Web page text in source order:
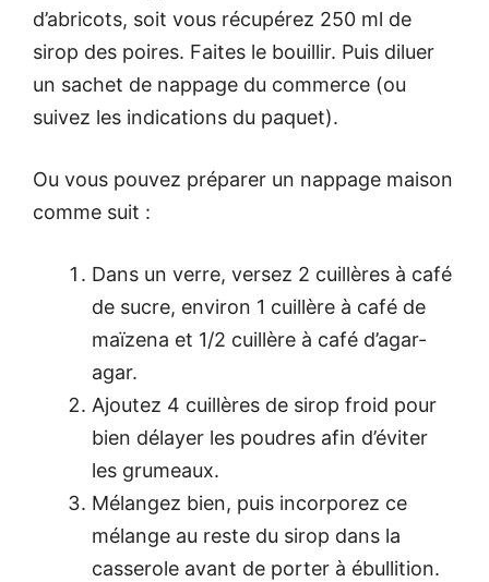
d’abricots, soit vous récupérez 250 ml de
sirop des poires. Faites le bouillir. Puis diluer
un sachet de nappage du commerce (ou
suivez les indications du paquet).
Ou vous pouvez préparer un nappage maison
comme suit :
Dans un verre, versez 2 cuillères à café
de sucre, environ 1 cuillère à café de
maïzena et 1/2 cuillère à café d’agar-
agar.
Ajoutez 4 cuillères de sirop froid pour
bien délayer les poudres afin d’éviter
les grumeaux.
Mélangez bien, puis incorporez ce
mélange au reste du sirop dans la
casserole avant de porter à ébullition.